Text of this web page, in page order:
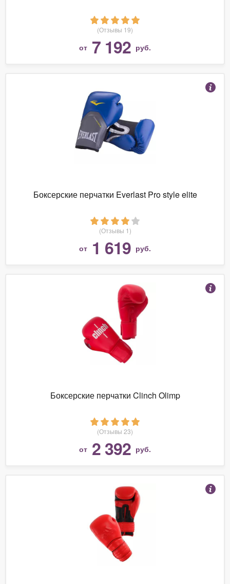
(Отзывы 19)
от 7 192 руб.
Боксерские перчатки Everlast Pro style elite
(Отзывы 1)
от 1 619 руб.
Боксерские перчатки Clinch Olimp
(Отзывы 23)
от 2 392 руб.